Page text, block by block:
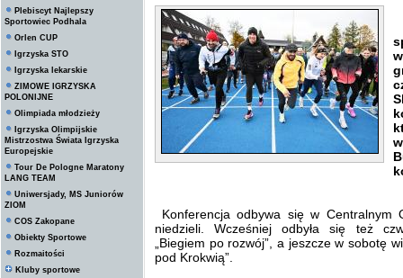
Plebiscyt Najlepszy
Sportowiec Podhala
Orlen CUP
Igrzyska STO
Igrzyska lekarskie
ZIMOWE IGRZYSKA
POLONIJNE
Olimpiada młodzieży
Igrzyska Olimpijskie
Mistrzostwa Świata Igrzyska
Europejskie
Tour De Pologne Maratony
LANG TEAM
Uniwersjady, MS Juniorów
ZIOM
COS Zakopane
Obiekty Sportowe
Rozmaitości
Kluby sportowe
Konferencja odbywa się w
niedzieli. Wcześniej odbyła się też
„Biegiem po rozwój”, a jeszcze w sobotę
pod Krokwią”.